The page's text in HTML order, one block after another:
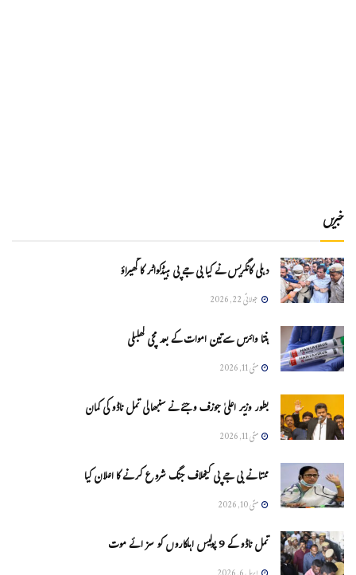
خبریں
دہلی کانگریس نے کیا بی جے پی ہیڈکواٹر کا گھیراؤ
جولائی 22, 2026
ہنتا وائرس سےتین اموات کے بعد مچی کھلبلی
مئی 11, 2026
بطور وزیر اعلیٰ جوزف وجئے نے سنبھالی تمل ناڈو کی کمان
مئی 11, 2026
ممتا نے بی جے پی کیخلاف جنگ شروع کرنے کا اعلان کیا
مئی 10, 2026
تمل ناڈو کے 9 پولیس اہلکاروں کو سزائے موت